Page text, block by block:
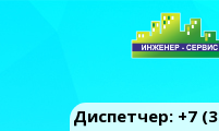
Диспетчер: +7